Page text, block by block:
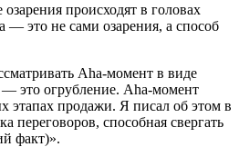
происходят в головах
— это не сами озарения, а способ
Aha-момент в виде
это огрубление. Aha-момент
этапах продажи. Я писал об этом в
переговоров, способная свергать
факт)».